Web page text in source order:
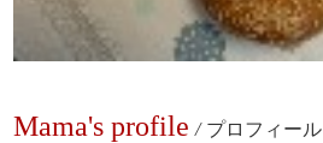
Mama's profile / プロフィール